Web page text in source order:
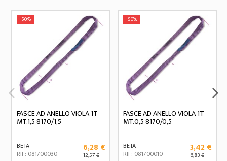
-50%
FASCE AD ANELLO VIOLA 1T
MT.1,5 8170/1,5
BETA
RIF: 081700030 6,28 €
12,57 €
-50%
FASCE AD ANELLO VIOLA 1T
MT.0,5 8170/0,5
BETA
RIF: 081700010 3,42 €
6,83 €